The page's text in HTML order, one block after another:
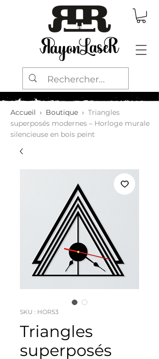
Accueil › Boutique › Triangles
superposés modernes – Horloge murale
silencieuse en bois peint
SKU : HOR53
Triangles
superposés